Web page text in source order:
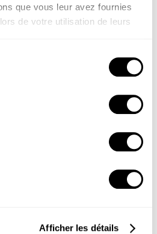
que vous leur avez fournies
de votre utilisation de leurs
Afficher les détails